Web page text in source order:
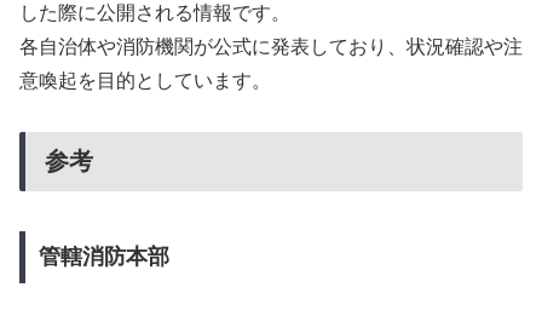
した際に公開される情報です。
各自治体や消防機関が公式に発表しており、状況確認や注
意喚起を目的としています。
参考
管轄消防本部